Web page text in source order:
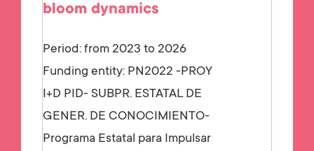
bloom dynamics
Period: from 2023 to 2026
Funding entity: PN2022 -PROY
I+D PID- SUBPR. ESTATAL DE
GENER. DE CONOCIMIENTO-
Programa Estatal para Impulsar